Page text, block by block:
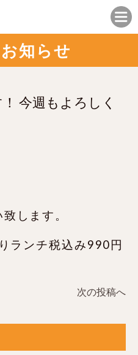
知らせ
今週もよろしく
します。
ランチ税込み990円
次の投稿へ